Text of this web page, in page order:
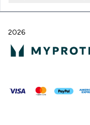
2026